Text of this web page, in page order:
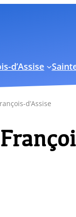
d’Assise
d’Assise